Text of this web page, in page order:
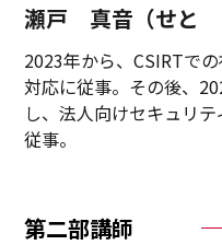
瀬戸 真音（せと
2023年から、CSIRTで
対応に従事。その後、
し、法人向けセキュリ
従事。
第二部講師